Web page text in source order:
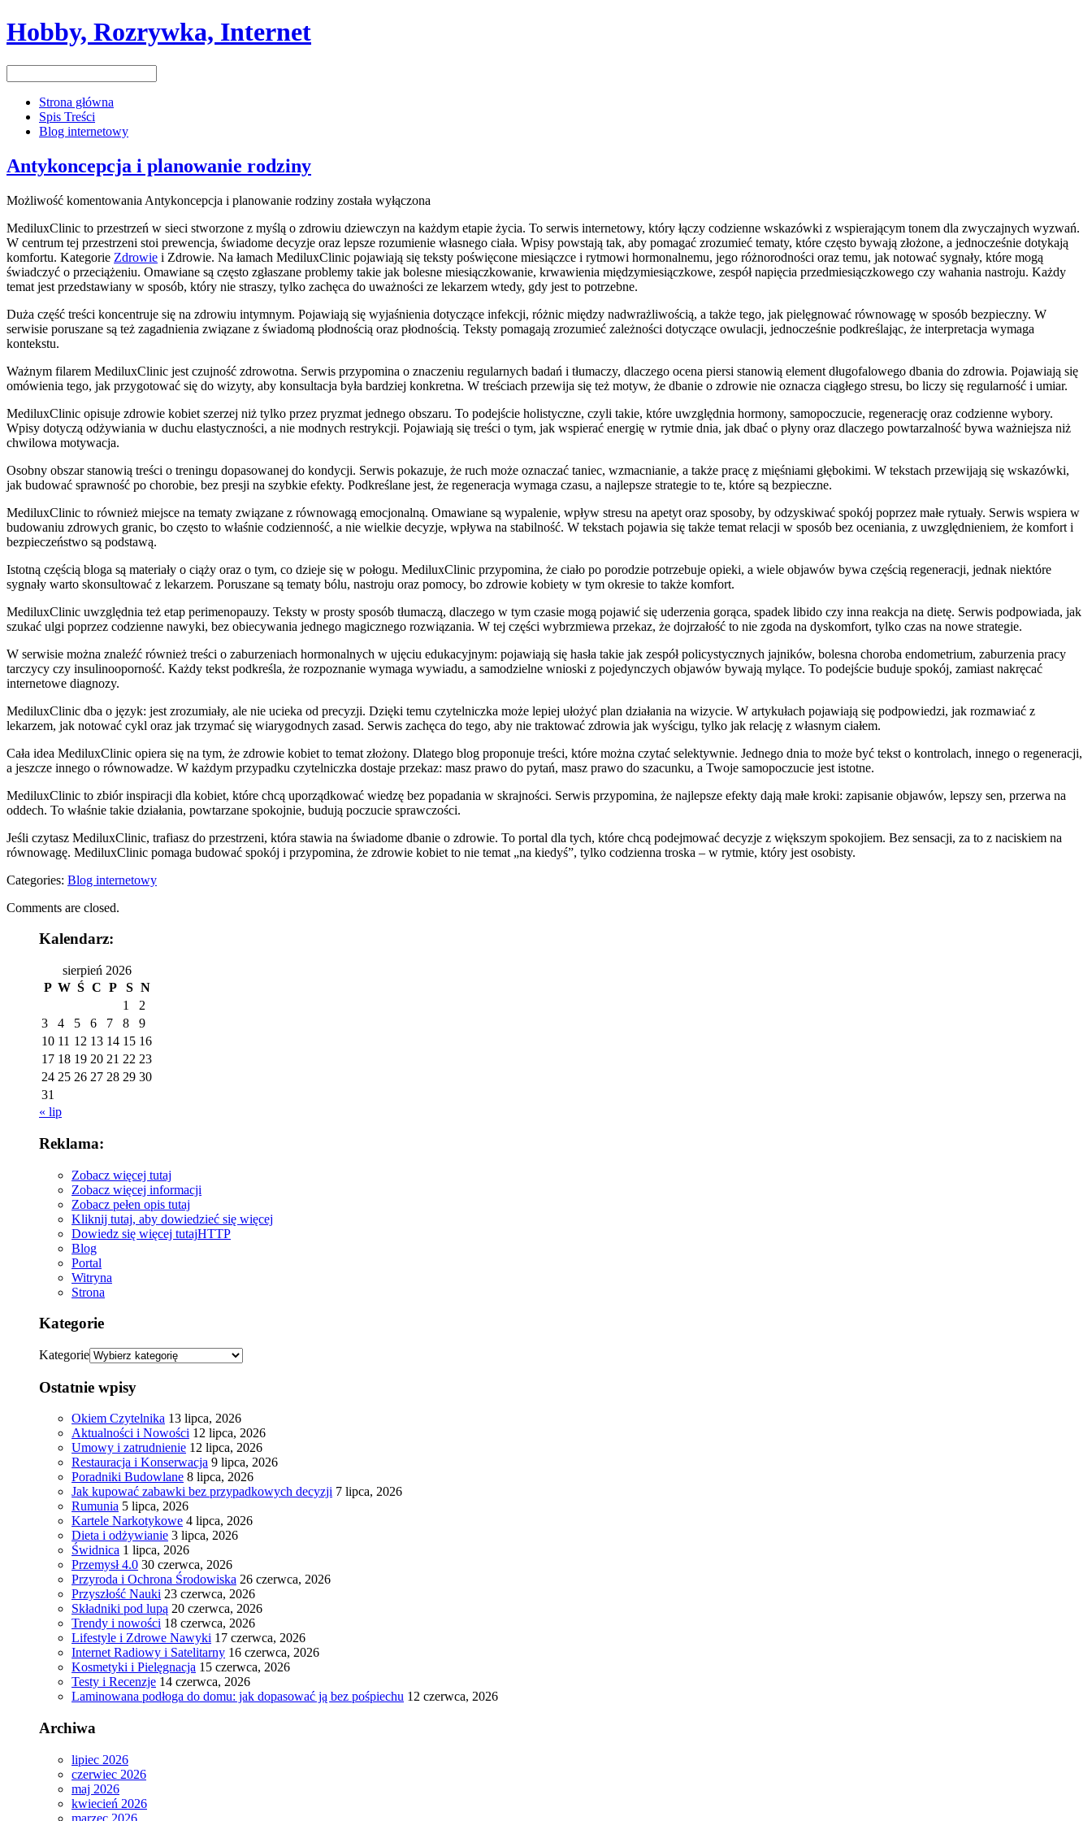
Hobby, Rozrywka, Internet
Strona główna
Spis Treści
Blog internetowy
Antykoncepcja i planowanie rodziny
Możliwość komentowania Antykoncepcja i planowanie rodziny została wyłączona
MediluxClinic to przestrzeń w sieci stworzone z myślą o zdrowiu dziewczyn na każdym etapie życia. To serwis internetowy, który łączy codzienne wskazówki z wspierającym tonem dla zwyczajnych wyzwań.
W centrum tej przestrzeni stoi prewencja, świadome decyzje oraz lepsze rozumienie własnego ciała. Wpisy powstają tak, aby pomagać zrozumieć tematy, które często bywają złożone, a jednocześnie dotykają
komfortu. Kategorie Zdrowie i Zdrowie. Na łamach MediluxClinic pojawiają się teksty poświęcone miesiączce i rytmowi hormonalnemu, jego różnorodności oraz temu, jak notować sygnały, które mogą
świadczyć o przeciążeniu. Omawiane są często zgłaszane problemy takie jak bolesne miesiączkowanie, krwawienia międzymiesiączkowe, zespół napięcia przedmiesiączkowego czy wahania nastroju. Każdy
temat jest przedstawiany w sposób, który nie straszy, tylko zachęca do uważności ze lekarzem wtedy, gdy jest to potrzebne.
Duża część treści koncentruje się na zdrowiu intymnym. Pojawiają się wyjaśnienia dotyczące infekcji, różnic między nadwrażliwością, a także tego, jak pielęgnować równowagę w sposób bezpieczny. W
serwisie poruszane są też zagadnienia związane z świadomą płodnością oraz płodnością. Teksty pomagają zrozumieć zależności dotyczące owulacji, jednocześnie podkreślając, że interpretacja wymaga
kontekstu.
Ważnym filarem MediluxClinic jest czujność zdrowotna. Serwis przypomina o znaczeniu regularnych badań i tłumaczy, dlaczego ocena piersi stanowią element długofalowego dbania do zdrowia. Pojawiają się
omówienia tego, jak przygotować się do wizyty, aby konsultacja była bardziej konkretna. W treściach przewija się też motyw, że dbanie o zdrowie nie oznacza ciągłego stresu, bo liczy się regularność i umiar.
MediluxClinic opisuje zdrowie kobiet szerzej niż tylko przez pryzmat jednego obszaru. To podejście holistyczne, czyli takie, które uwzględnia hormony, samopoczucie, regenerację oraz codzienne wybory.
Wpisy dotyczą odżywiania w duchu elastyczności, a nie modnych restrykcji. Pojawiają się treści o tym, jak wspierać energię w rytmie dnia, jak dbać o płyny oraz dlaczego powtarzalność bywa ważniejsza niż
chwilowa motywacja.
Osobny obszar stanowią treści o treningu dopasowanej do kondycji. Serwis pokazuje, że ruch może oznaczać taniec, wzmacnianie, a także pracę z mięśniami głębokimi. W tekstach przewijają się wskazówki,
jak budować sprawność po chorobie, bez presji na szybkie efekty. Podkreślane jest, że regeneracja wymaga czasu, a najlepsze strategie to te, które są bezpieczne.
MediluxClinic to również miejsce na tematy związane z równowagą emocjonalną. Omawiane są wypalenie, wpływ stresu na apetyt oraz sposoby, by odzyskiwać spokój poprzez małe rytuały. Serwis wspiera w
budowaniu zdrowych granic, bo często to właśnie codzienność, a nie wielkie decyzje, wpływa na stabilność. W tekstach pojawia się także temat relacji w sposób bez oceniania, z uwzględnieniem, że komfort i
bezpieczeństwo są podstawą.
Istotną częścią bloga są materiały o ciąży oraz o tym, co dzieje się w połogu. MediluxClinic przypomina, że ciało po porodzie potrzebuje opieki, a wiele objawów bywa częścią regeneracji, jednak niektóre
sygnały warto skonsultować z lekarzem. Poruszane są tematy bólu, nastroju oraz pomocy, bo zdrowie kobiety w tym okresie to także komfort.
MediluxClinic uwzględnia też etap perimenopauzy. Teksty w prosty sposób tłumaczą, dlaczego w tym czasie mogą pojawić się uderzenia gorąca, spadek libido czy inna reakcja na dietę. Serwis podpowiada, jak
szukać ulgi poprzez codzienne nawyki, bez obiecywania jednego magicznego rozwiązania. W tej części wybrzmiewa przekaz, że dojrzałość to nie zgoda na dyskomfort, tylko czas na nowe strategie.
W serwisie można znaleźć również treści o zaburzeniach hormonalnych w ujęciu edukacyjnym: pojawiają się hasła takie jak zespół policystycznych jajników, bolesna choroba endometrium, zaburzenia pracy
tarczycy czy insulinooporność. Każdy tekst podkreśla, że rozpoznanie wymaga wywiadu, a samodzielne wnioski z pojedynczych objawów bywają mylące. To podejście buduje spokój, zamiast nakręcać
internetowe diagnozy.
MediluxClinic dba o język: jest zrozumiały, ale nie ucieka od precyzji. Dzięki temu czytelniczka może lepiej ułożyć plan działania na wizycie. W artykułach pojawiają się podpowiedzi, jak rozmawiać z
lekarzem, jak notować cykl oraz jak trzymać się wiarygodnych zasad. Serwis zachęca do tego, aby nie traktować zdrowia jak wyścigu, tylko jak relację z własnym ciałem.
Cała idea MediluxClinic opiera się na tym, że zdrowie kobiet to temat złożony. Dlatego blog proponuje treści, które można czytać selektywnie. Jednego dnia to może być tekst o kontrolach, innego o regeneracji,
a jeszcze innego o równowadze. W każdym przypadku czytelniczka dostaje przekaz: masz prawo do pytań, masz prawo do szacunku, a Twoje samopoczucie jest istotne.
MediluxClinic to zbiór inspiracji dla kobiet, które chcą uporządkować wiedzę bez popadania w skrajności. Serwis przypomina, że najlepsze efekty dają małe kroki: zapisanie objawów, lepszy sen, przerwa na
oddech. To właśnie takie działania, powtarzane spokojnie, budują poczucie sprawczości.
Jeśli czytasz MediluxClinic, trafiasz do przestrzeni, która stawia na świadome dbanie o zdrowie. To portal dla tych, które chcą podejmować decyzje z większym spokojiem. Bez sensacji, za to z naciskiem na
równowagę. MediluxClinic pomaga budować spokój i przypomina, że zdrowie kobiet to nie temat „na kiedyś”, tylko codzienna troska – w rytmie, który jest osobisty.
Categories: Blog internetowy
Comments are closed.
Kalendarz:
sierpień 2026
P W Ś C P S N
1
2
3
4 5 6 7 8
9
10 11 12 13 14 15 16
17 18 19 20 21 22 23
24 25 26 27 28 29 30
31
« lip
Reklama:
Zobacz więcej tutaj
Zobacz więcej informacji
Zobacz pełen opis tutaj
Kliknij tutaj, aby dowiedzieć się więcej
Dowiedz się więcej tutajHTTP
Blog
Portal
Witryna
Strona
Kategorie
Kategorie
Ostatnie wpisy
Okiem Czytelnika 13 lipca, 2026
Aktualności i Nowości 12 lipca, 2026
Umowy i zatrudnienie 12 lipca, 2026
Restauracja i Konserwacja 9 lipca, 2026
Poradniki Budowlane 8 lipca, 2026
Jak kupować zabawki bez przypadkowych decyzji 7 lipca, 2026
Rumunia 5 lipca, 2026
Kartele Narkotykowe 4 lipca, 2026
Dieta i odżywianie 3 lipca, 2026
Świdnica 1 lipca, 2026
Przemysł 4.0 30 czerwca, 2026
Przyroda i Ochrona Środowiska 26 czerwca, 2026
Przyszłość Nauki 23 czerwca, 2026
Składniki pod lupą 20 czerwca, 2026
Trendy i nowości 18 czerwca, 2026
Lifestyle i Zdrowe Nawyki 17 czerwca, 2026
Internet Radiowy i Satelitarny 16 czerwca, 2026
Kosmetyki i Pielęgnacja 15 czerwca, 2026
Testy i Recenzje 14 czerwca, 2026
Laminowana podłoga do domu: jak dopasować ją bez pośpiechu 12 czerwca, 2026
Archiwa
lipiec 2026
czerwiec 2026
maj 2026
kwiecień 2026
marzec 2026